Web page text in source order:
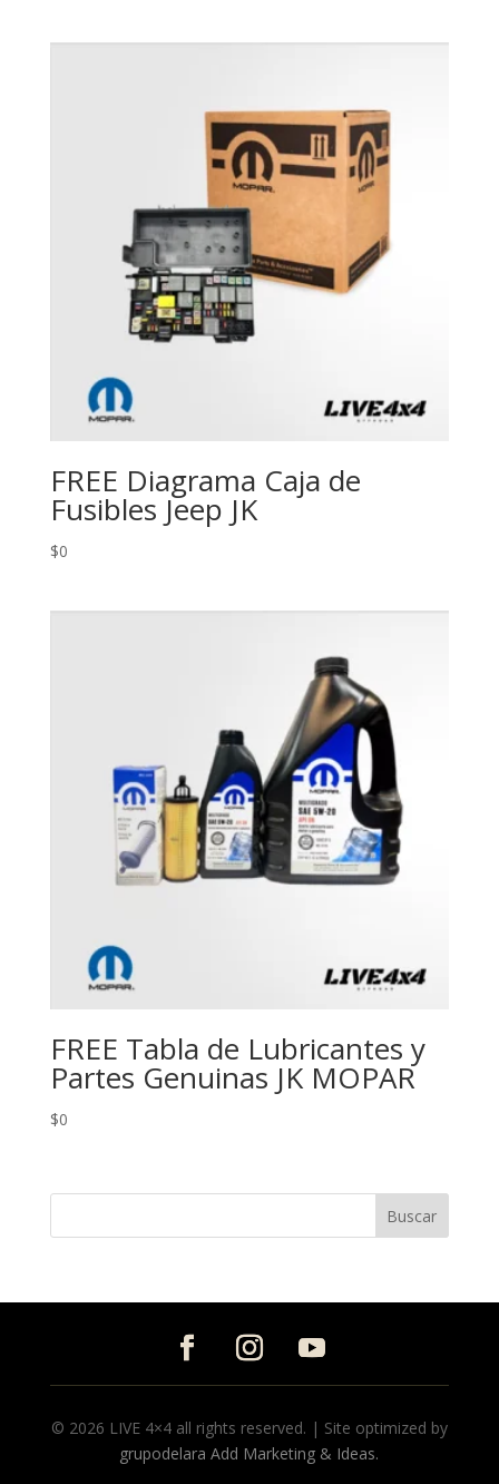
FREE Diagrama Caja de
Fusibles Jeep JK
$0
FREE Tabla de Lubricantes y
Partes Genuinas JK MOPAR
$0
© 2026 LIVE 4×4 all rights reserved. | Site optimized by
grupodelara Add Marketing & Ideas.